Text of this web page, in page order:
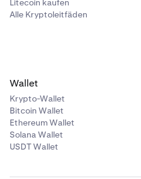
Litecoin kaufen
Alle Kryptoleitfäden
Wallet
Krypto-Wallet
Bitcoin Wallet
Ethereum Wallet
Solana Wallet
USDT Wallet